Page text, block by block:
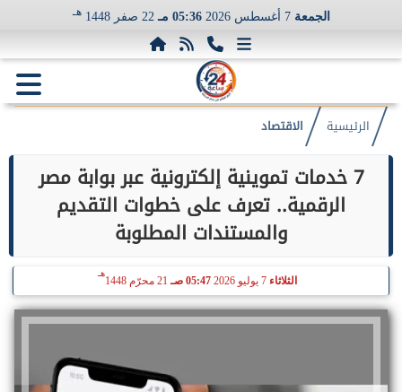
الجمعة 7 أغسطس 2026 05:36 مـ 22 صفر 1448 هـ
الرئيسية الاقتصاد
7 خدمات تموينية إلكترونية عبر بوابة مصر
الرقمية.. تعرف على خطوات التقديم
والمستندات المطلوبة
الثلاثاء 05:47 صـ 21 محرّم 1448
هـ